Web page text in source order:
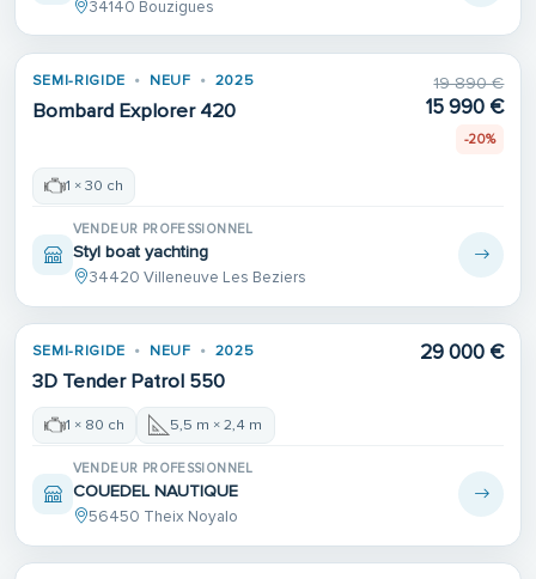
34140 Bouzigues
SEMI-RIGIDE NEUF 2025
Bombard Explorer 420
19 890 €
15 990 €
-20%
1 × 30 ch
VENDEUR PROFESSIONNEL
Styl boat yachting
34420 Villeneuve Les Beziers
SEMI-RIGIDE NEUF 2025
3D Tender Patrol 550
29 000 €
1 × 80 ch 5,5 m × 2,4 m
VENDEUR PROFESSIONNEL
COUEDEL NAUTIQUE
56450 Theix Noyalo